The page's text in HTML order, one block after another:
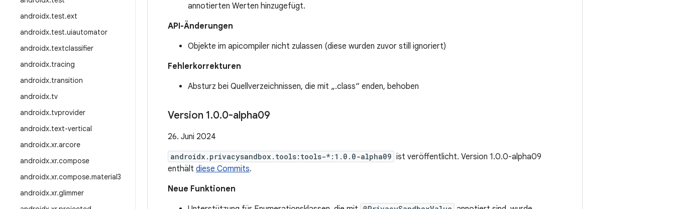
androidx.test.ext
androidx.test.uiautomator
androidx.textclassifier
androidx.tracing
androidx.transition
androidx.tv
androidx.tvprovider
androidx.text-vertical
androidx.xr.arcore
androidx.xr.compose
androidx.xr.compose.material3
androidx.xr.glimmer
annotierten Werten hinzugefügt.
API-Änderungen
Objekte im apicompiler nicht zulassen (diese wurden zuvor still ignoriert)
Fehlerkorrekturen
Absturz bei Quellverzeichnissen, die mit „.class“ enden, behoben
Version 1.0.0-alpha09
26. Juni 2024
androidx.privacysandbox.tools:tools-*:1.0.0-alpha09 ist veröffentlicht. Version 1.0.0-alpha09
enthält diese Commits.
Neue Funktionen